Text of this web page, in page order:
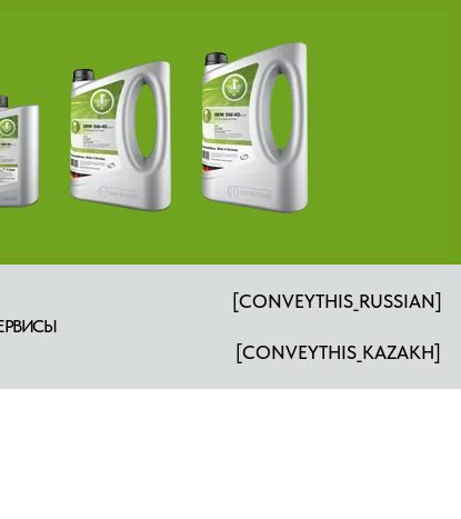
[CONVEYTHIS_RUSSIAN]
[CONVEYTHIS_KAZAKH]